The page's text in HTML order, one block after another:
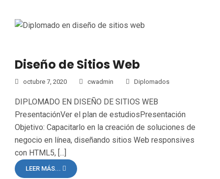
Diseño de Sitios Web
octubre 7, 2020 cwadmin Diplomados
DIPLOMADO EN DISEÑO DE SITIOS WEB
PresentaciónVer el plan de estudiosPresentación
Objetivo: Capacitarlo en la creación de soluciones de
negocio en línea, diseñando sitios Web responsives
con HTML5, [...]
LEER MÁS...